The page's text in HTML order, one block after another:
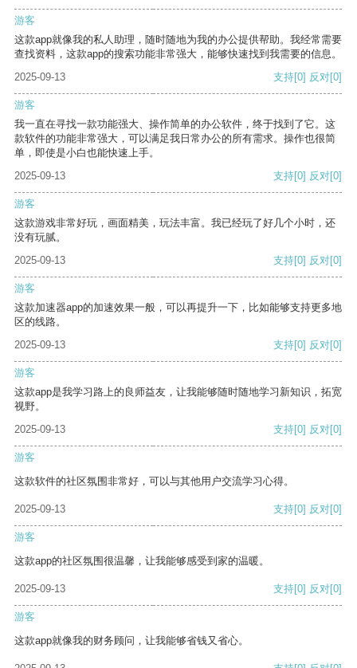
游客
这款app就像我的私人助理，随时随地为我的办公提供帮助。我经常需要
查找资料，这款app的搜索功能非常强大，能够快速找到我需要的信息。
2025-09-13
支持[0] 反对[0]
游客
我一直在寻找一款功能强大、操作简单的办公软件，终于找到了它。这
款软件的功能非常强大，可以满足我日常办公的所有需求。操作也很简
单，即使是小白也能快速上手。
2025-09-13
支持[0] 反对[0]
游客
这款游戏非常好玩，画面精美，玩法丰富。我已经玩了好几个小时，还
没有玩腻。
2025-09-13
支持[0] 反对[0]
游客
这款加速器app的加速效果一般，可以再提升一下，比如能够支持更多地
区的线路。
2025-09-13
支持[0] 反对[0]
游客
这款app是我学习路上的良师益友，让我能够随时随地学习新知识，拓宽
视野。
2025-09-13
支持[0] 反对[0]
游客
这款软件的社区氛围非常好，可以与其他用户交流学习心得。
2025-09-13 支持[0] 反对[0]
游客
这款app的社区氛围很温馨，让我能够感受到家的温暖。
2025-09-13 支持[0] 反对[0]
游客
这款app就像我的财务顾问，让我能够省钱又省心。